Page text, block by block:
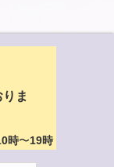
ま
時〜19時